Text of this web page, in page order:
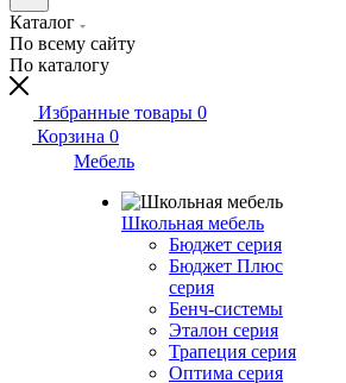
Каталог
По всему сайту
По каталогу
Избранные товары 0
Корзина 0
Мебель
Школьная мебель
Бюджет серия
Бюджет Плюс
серия
Бенч-системы
Эталон серия
Трапеция серия
Оптима серия